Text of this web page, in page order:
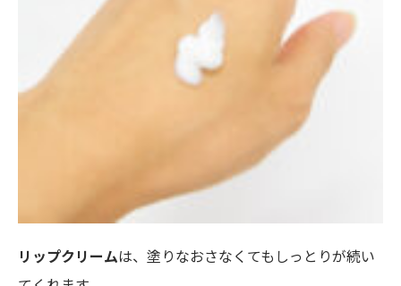
リップクリームは、塗りなおさなくてもしっとりが続い